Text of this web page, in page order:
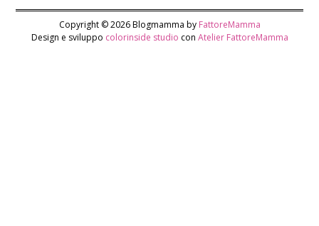
Copyright © 2026 Blogmamma by FattoreMamma
Design e sviluppo colorinside studio con Atelier FattoreMamma